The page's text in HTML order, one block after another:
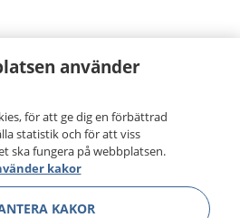
använder
för att ge dig en förbättrad
statistik och för att viss
ska fungera på webbplatsen.
kakor
KAKOR